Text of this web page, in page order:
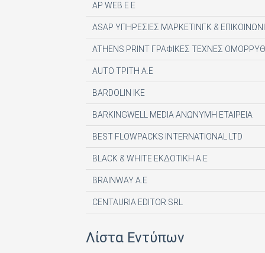
AP WEB Ε Ε
ASAP ΥΠΗΡΕΣΙΕΣ ΜΑΡΚΕΤΙΝΓΚ &
ATHENS PRINT ΓΡΑΦΙΚΕΣ ΤΕΧΝΕΣ
AUTO ΤΡΙΤΗ Α.Ε
BARDOLIN ΙΚΕ
BARKINGWELL MEDIA ΑΝΩΝΥΜΗ ΕΤΑΙΡΕΙΑ
BEST FLOWPACKS INTERNATIONAL LTD
BLACK & WHITE ΕΚΔΟΤΙΚΗ Α.Ε
BRAINWAY A.E
CENTAURIA EDITOR SRL
Λίστα Εντύπων